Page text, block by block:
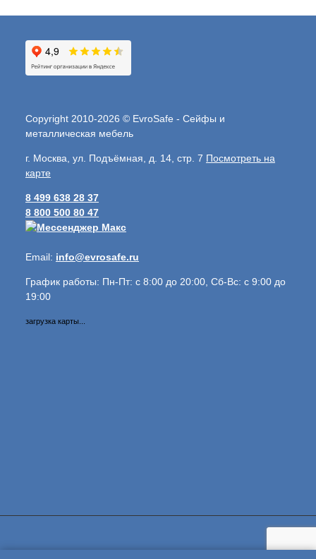
Copyright 2010-2026 © EvroSafe - Сейфы и
металлическая мебель
г. Москва, ул. Подъёмная, д. 14, стр. 7 Посмотреть на
карте
8 499 638 28 37
8 800 500 80 47
Email: info@evrosafe.ru
График работы: Пн-Пт: с 8:00 до 20:00, Сб-Вс: с 9:00 до
19:00
загрузка карты...